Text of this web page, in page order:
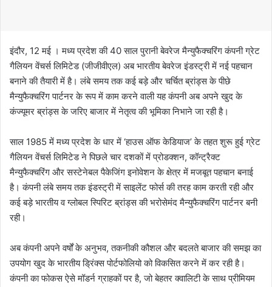
इंदौर, 12 मई । मध्य प्रदेश की 40 साल पुरानी बेवरेज मैन्युफैक्चरिंग कंपनी ग्रेट
गैलियन वेंचर्स लिमिटेड (जीजीवीएल) अब भारतीय बेवरेज इंडस्ट्री में नई पहचान
बनाने की तैयारी में है। लंबे समय तक कई बड़े और चर्चित ब्रांड्स के पीछे
मैन्युफैक्चरिंग पार्टनर के रूप में काम करने वाली यह कंपनी अब अपने खुद के
कंज्यूमर ब्रांड्स के जरिए बाजार में नेतृत्व की भूमिका निभाने जा रही है।
साल 1985 में मध्य प्रदेश के धार में ‘हाउस ऑफ केडियाज’ के तहत शुरू हुई ग्रेट
गैलियन वेंचर्स लिमिटेड ने पिछले चार दशकों में प्रोडक्शन, कॉन्ट्रैक्ट
मैन्युफैक्चरिंग और सस्टेनेबल पैकेजिंग इनोवेशन के क्षेत्र में मजबूत पहचान बनाई
है। कंपनी लंबे समय तक इंडस्ट्री में साइलेंट फोर्स की तरह काम करती रही और
कई बड़े भारतीय व ग्लोबल स्पिरिट ब्रांड्स की भरोसेमंद मैन्युफैक्चरिंग पार्टनर बनी
रही।
अब कंपनी अपने वर्षों के अनुभव, तकनीकी कौशल और बदलते बाजार की समझ का
उपयोग खुद के भारतीय ड्रिंक्स पोर्टफोलियो को विकसित करने में कर रही है।
कंपनी का फोकस ऐसे मॉडर्न ग्राहकों पर है, जो बेहतर क्वालिटी के साथ प्रीमियम